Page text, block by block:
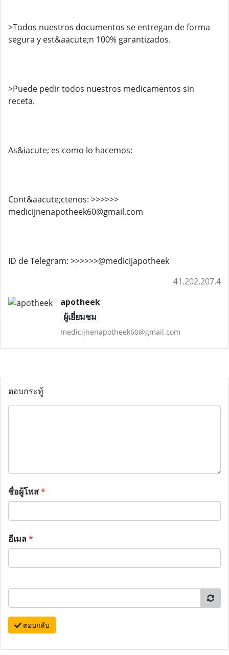
>Todos nuestros documentos se entregan de forma
segura y est&aacute;n 100% garantizados.
>Puede pedir todos nuestros medicamentos sin
receta.
As&iacute; es como lo hacemos:
Cont&aacute;ctenos: >>>>>>
medicijnenapotheek60@gmail.com
ID de Telegram: >>>>>>@medicijapotheek
41.202.207.4
apotheek
ผู้เยี่ยมชม
medicijnenapotheek60@gmail.com
ตอบกระทู้
ชื่อผู้โพส*
อีเมล*
ตอบกลับ